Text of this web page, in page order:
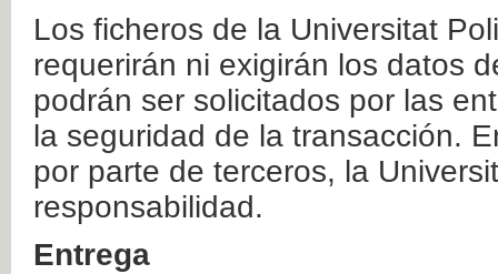
Los ficheros de la Universitat
requerirán ni exigirán los datos
podrán ser solicitados por las
la seguridad de la transacción.
por parte de terceros, la
responsabilidad.
Entrega